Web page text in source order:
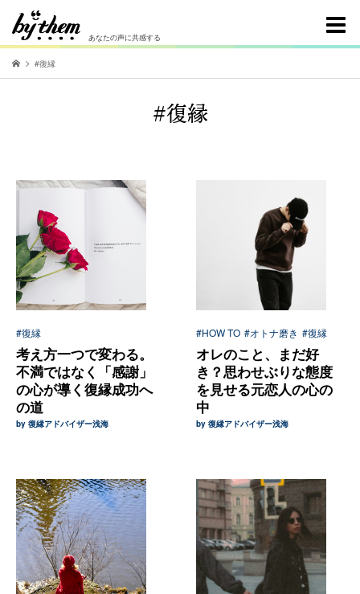
あなたの声に共感する
#復縁
#復縁
#復縁
考え方一つで変わる。
不満ではなく「感謝」
の心が導く復縁成功へ
の道
by 復縁アドバイザー浅海
#HOW TO #オトナ磨き #復縁
オレのこと、まだ好
き？思わせぶりな態度
を見せる元恋人の心の
中
by 復縁アドバイザー浅海